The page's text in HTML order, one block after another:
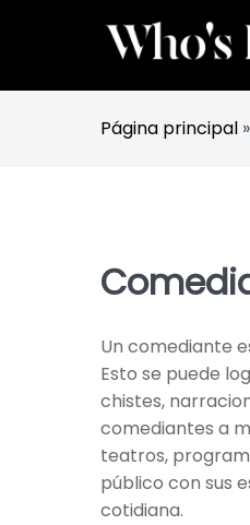
Whos
Sigue a las
Página principal »
Un comediante
Esto se puede
chistes,
comediantes a
teatros,
público con sus
cotidiana.